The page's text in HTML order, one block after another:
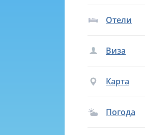
Отели
Виза
Карта
Погода